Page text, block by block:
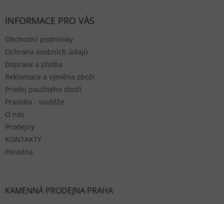
INFORMACE PRO VÁS
Obchodní podmínky
Ochrana osobních údajů
Doprava a platba
Reklamace a výměna zboží
Prodej použitého zboží
Pravidla - soutěže
O nás
Prodejny
KONTAKTY
Poradna
KAMENNÁ PRODEJNA PRAHA